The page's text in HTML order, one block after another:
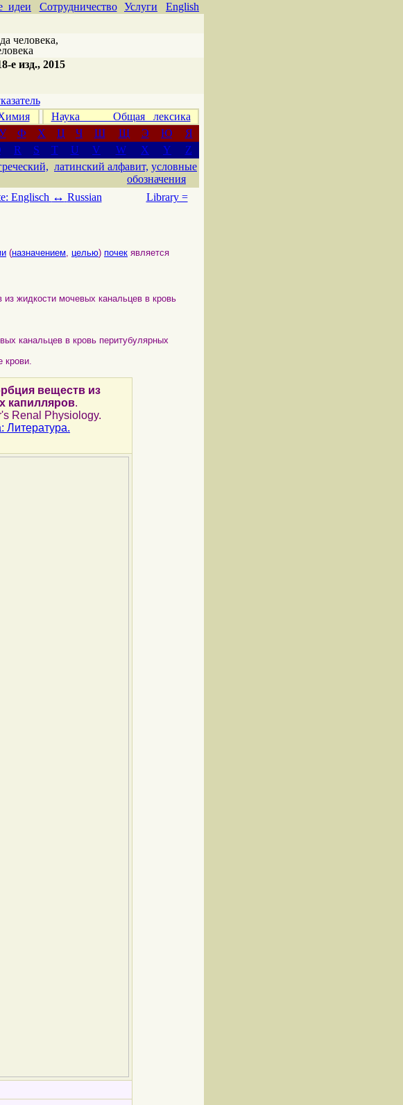
идеи Сотрудничество Услуги
English
человека,
е изд., 2015
Наука Общая лексика
Ф Х Ц Ч Ш Щ Э Ю
Я
R S T U V W X Y
Z
латинский алфавит, условные
обозначения
Englisch ↔ Russian
Library =
(назначением, целью) почек является
жидкости мочевых канальцев в кровь
канальцев в кровь перитубулярных
крови.
веществ из
капилляров.
Renal Physiology.
Литература.